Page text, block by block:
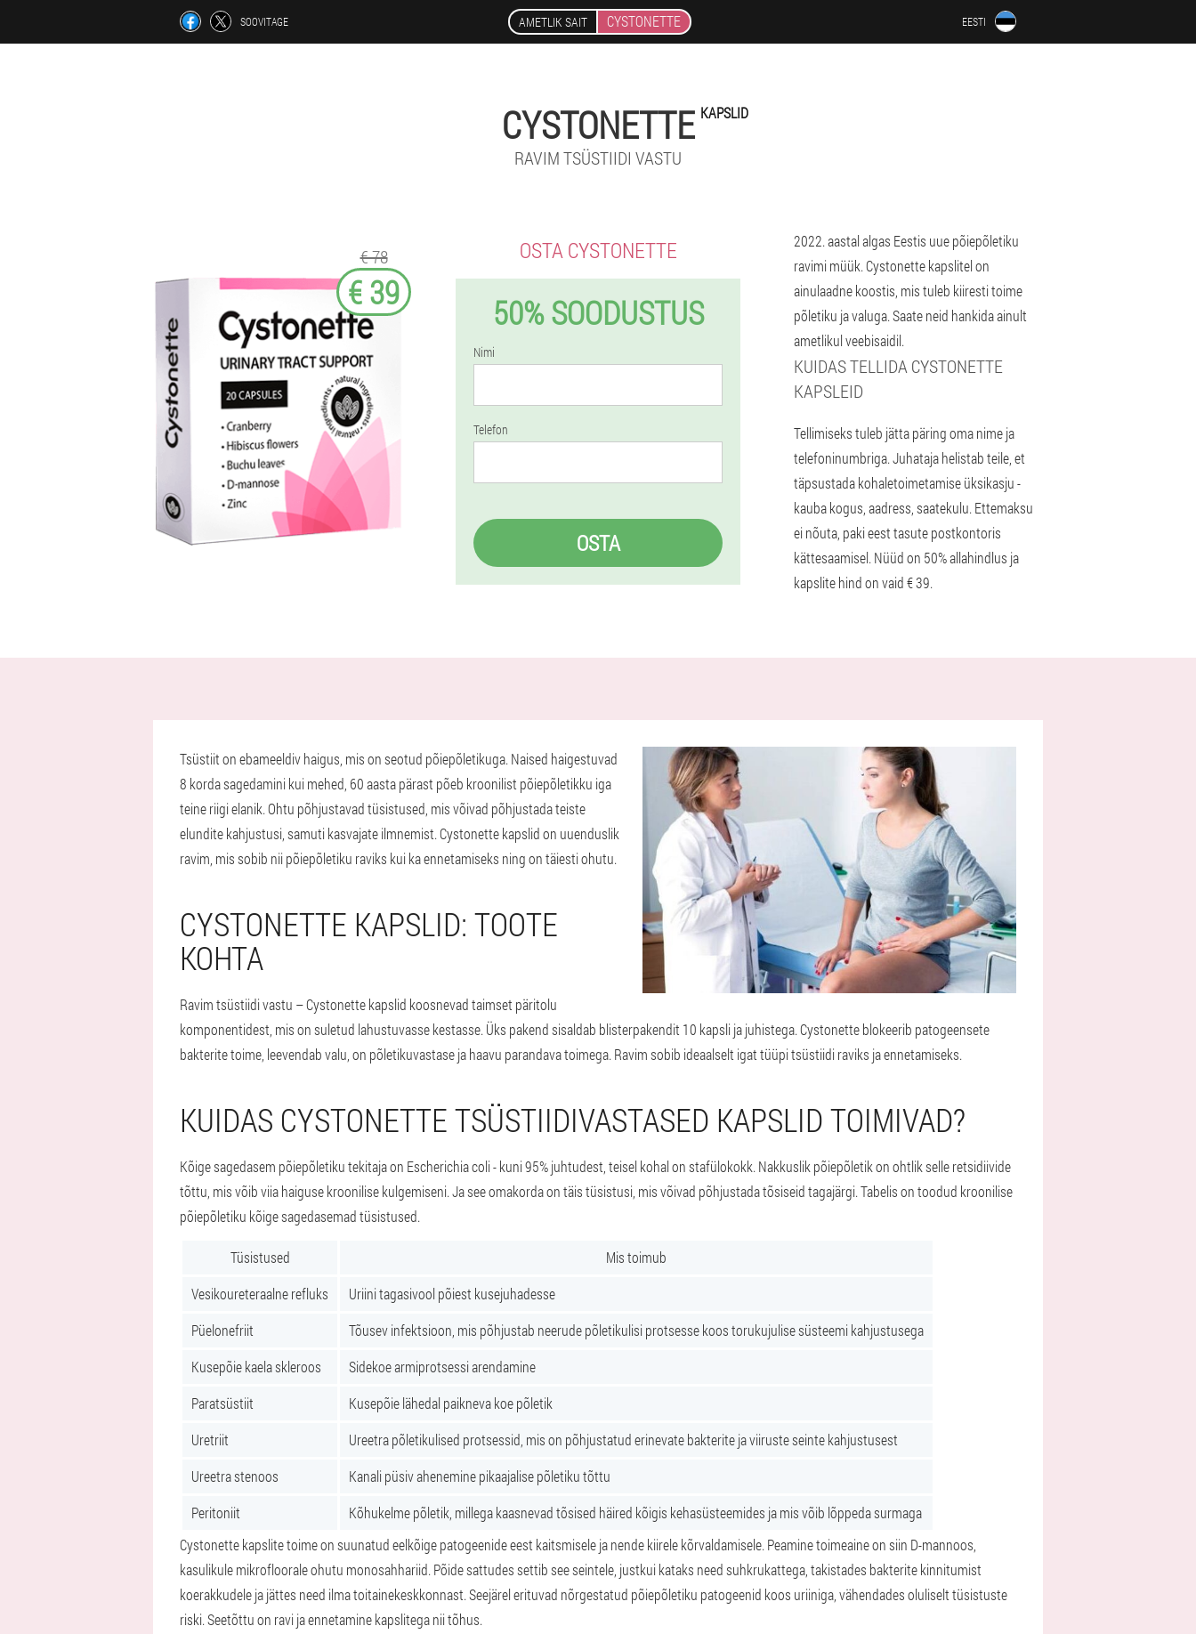
SOOVITAGE AMETLIK SAIT CYSTONETTE EESTI
CYSTONETTE KAPSLID
RAVIM TSÜSTIIDI VASTU
€ 78
€ 39
OSTA CYSTONETTE
50% SOODUSTUS
Nimi
Telefon
OSTA
2022. aastal algas Eestis uue põiepõletiku
ravimi müük. Cystonette kapslitel on
ainulaadne koostis, mis tuleb kiiresti toime
põletiku ja valuga. Saate neid hankida ainult
ametlikul veebisaidil.
KUIDAS TELLIDA CYSTONETTE
KAPSLEID
Tellimiseks tuleb jätta päring oma nime ja
telefoninumbriga. Juhataja helistab teile, et
täpsustada kohaletoimetamise üksikasju -
kauba kogus, aadress, saatekulu. Ettemaksu
ei nõuta, paki eest tasute postkontoris
kättesaamisel. Nüüd on 50% allahindlus ja
kapslite hind on vaid € 39.
Tsüstiit on ebameeldiv haigus, mis on seotud põiepõletikuga. Naised haigestuvad
8 korda sagedamini kui mehed, 60 aasta pärast põeb kroonilist põiepõletikku iga
teine riigi elanik. Ohtu põhjustavad tüsistused, mis võivad põhjustada teiste
elundite kahjustusi, samuti kasvajate ilmnemist. Cystonette kapslid on uuenduslik
ravim, mis sobib nii põiepõletiku raviks kui ka ennetamiseks ning on täiesti ohutu.
CYSTONETTE KAPSLID: TOOTE
KOHTA
Ravim tsüstiidi vastu – Cystonette kapslid koosnevad taimset päritolu
komponentidest, mis on suletud lahustuvasse kestasse. Üks pakend sisaldab blisterpakendit 10 kapsli ja juhistega. Cystonette blokeerib patogeensete
bakterite toime, leevendab valu, on põletikuvastase ja haavu parandava toimega. Ravim sobib ideaalselt igat tüüpi tsüstiidi raviks ja ennetamiseks.
KUIDAS CYSTONETTE TSÜSTIIDIVASTASED KAPSLID TOIMIVAD?
Kõige sagedasem põiepõletiku tekitaja on Escherichia coli - kuni 95% juhtudest, teisel kohal on stafülokokk. Nakkuslik põiepõletik on ohtlik selle retsidiivide
tõttu, mis võib viia haiguse kroonilise kulgemiseni. Ja see omakorda on täis tüsistusi, mis võivad põhjustada tõsiseid tagajärgi. Tabelis on toodud kroonilise
põiepõletiku kõige sagedasemad tüsistused.
Tüsistused
Mis toimub
Vesikoureteraalne refluks
Uriini tagasivool põiest kusejuhadesse
Püelonefriit
Tõusev infektsioon, mis põhjustab neerude põletikulisi protsesse koos torukujulise süsteemi kahjustusega
Kusepõie kaela skleroos
Sidekoe armiprotsessi arendamine
Paratsüstiit
Kusepõie lähedal paikneva koe põletik
Uretriit
Ureetra põletikulised protsessid, mis on põhjustatud erinevate bakterite ja viiruste seinte kahjustusest
Ureetra stenoos
Kanali püsiv ahenemine pikaajalise põletiku tõttu
Peritoniit
Kõhukelme põletik, millega kaasnevad tõsised häired kõigis kehasüsteemides ja mis võib lõppeda surmaga
Cystonette kapslite toime on suunatud eelkõige patogeenide eest kaitsmisele ja nende kiirele kõrvaldamisele. Peamine toimeaine on siin D-mannoos,
kasulikule mikrofloorale ohutu monosahhariid. Põide sattudes settib see seintele, justkui kataks need suhkrukattega, takistades bakterite kinnitumist
koerakkudele ja jättes need ilma toitainekeskkonnast. Seejärel erituvad nõrgestatud põiepõletiku patogeenid koos uriiniga, vähendades oluliselt tüsistuste
riski. Seetõttu on ravi ja ennetamine kapslitega nii tõhus.